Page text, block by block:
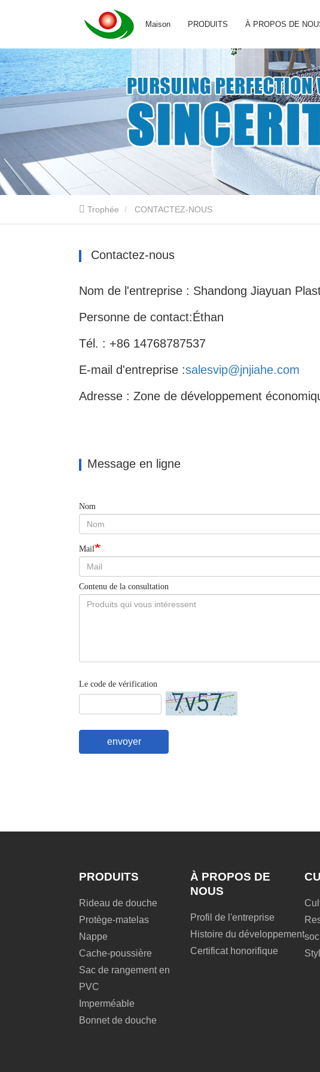
Maison PRODUITS À PROPOS DE
Trophée CONTACTEZ-NOUS
Contactez-nous
Nom de l'entreprise : Shandong Jiayuan
Personne de contact:Éthan
Tél. : +86 14768787537
E-mail d'entreprise :salesvip@jnjiahe.com
Adresse : Zone de développement
Message en ligne
Nom
Mail
Contenu de la consultation
Le code de vérification
envoyer
PRODUITS
Rideau de douche
Protège-matelas
Nappe
Cache-poussière
Sac de rangement en
PVC
Imperméable
Bonnet de douche
À PROPOS DE
NOUS
Profil de l'entreprise
Histoire du développement
Certificat honorifique